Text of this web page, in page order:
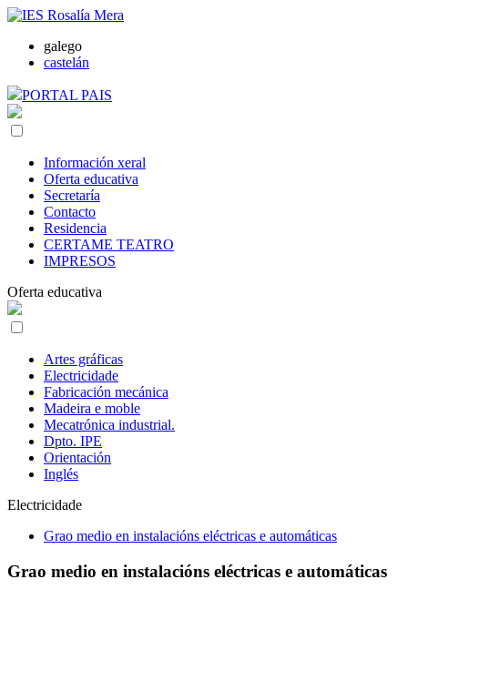
galego
castelán
PORTAL PAIS
Información xeral
Oferta educativa
Secretaría
Contacto
Residencia
CERTAME TEATRO
IMPRESOS
Oferta educativa
Artes gráficas
Electricidade
Fabricación mecánica
Madeira e moble
Mecatrónica industrial.
Dpto. IPE
Orientación
Inglés
Electricidade
Grao medio en instalacións eléctricas e automáticas
Grao medio en instalacións eléctricas e automáticas